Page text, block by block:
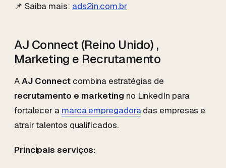
📌 Saiba mais: ads2in.com.br
AJ Connect (Reino Unido) ,
Marketing e Recrutamento
AAJ Connect combina estratégias de
recrutamento e marketing no LinkedIn para
fortalecer a marca empregadoradas empresas e
atrair talentos qualificados.
Principais serviços: